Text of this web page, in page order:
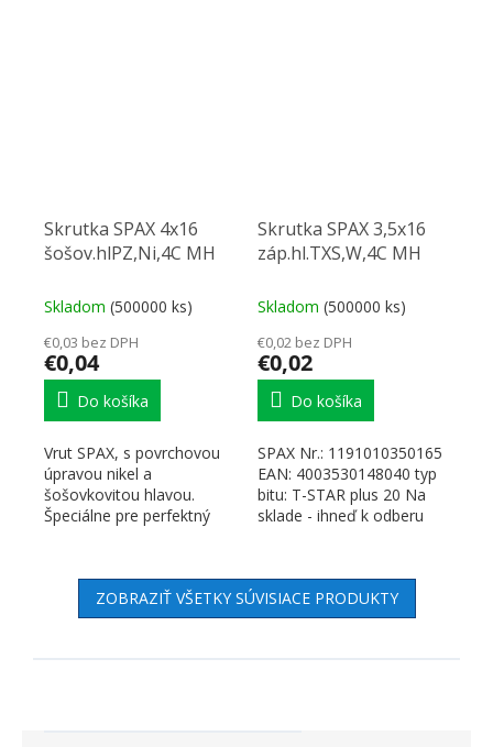
Skrutka SPAX 4x16
šošov.hlPZ,Ni,4C MH
Skladom (500000 ks)
€0,03 bez DPH
€0,04
Do košíka
Vrut SPAX, s povrchovou
úpravou nikel a
šošovkovitou hlavou.
Špeciálne pre perfektný
Skrutka SPAX 3,5x16
záp.hl.TXS,W,4C MH
Skladom (500000 ks)
€0,02 bez DPH
€0,02
Do košíka
SPAX Nr.: 1191010350165
EAN: 4003530148040 typ
bitu: T-STAR plus 20 Na
sklade - ihneď k odberu
ZOBRAZIŤ VŠETKY SÚVISIACE PRODUKTY